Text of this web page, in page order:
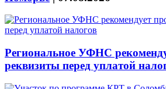
Региональное УФНС
реквизиты перед уплатой